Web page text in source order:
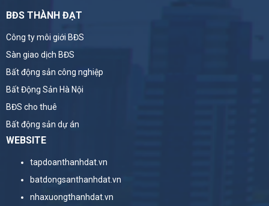
BĐS THÀNH ĐẠT
Công ty môi giới BĐS
Sàn giao dịch BĐS
Bất động sản công nghiệp
Bất Động Sản Hà Nội
BĐS cho thuê
Bất động sản dự án
WEBSITE
tapdoanthanhdat.vn
batdongsanthanhdat.vn
nhaxuongthanhdat.vn